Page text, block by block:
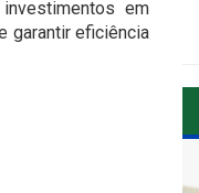
em
garantir eficiência